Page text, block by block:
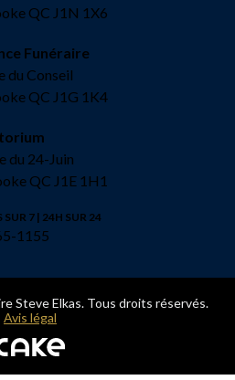
QC J1N 1X6
Funéraire
du Conseil
QC J1G 1K4
du 24-Juin
QC J1E 1H1
SUR 7 | 24H SUR 24
1155
Steve Elkas. Tous droits réservés.
Avis légal